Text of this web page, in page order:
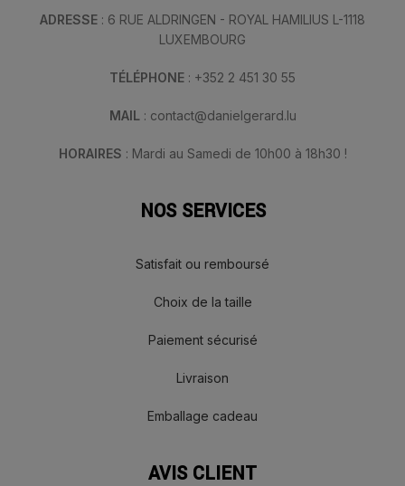
ADRESSE : 6 RUE ALDRINGEN - ROYAL HAMILIUS L-1118
LUXEMBOURG
TÉLÉPHONE : +352 2 451 30 55
MAIL : contact@danielgerard.lu
HORAIRES : Mardi au Samedi de 10h00 à 18h30 !
NOS SERVICES
Satisfait ou remboursé
Choix de la taille
Paiement sécurisé
Livraison
Emballage cadeau
AVIS CLIENT